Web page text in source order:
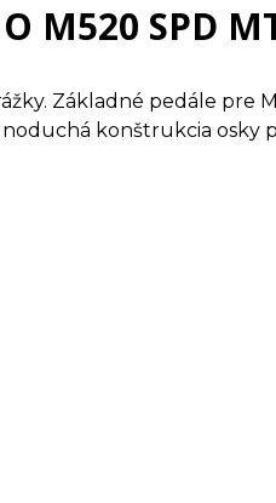
M520 SPD
Základné pedále pre
konštrukcia